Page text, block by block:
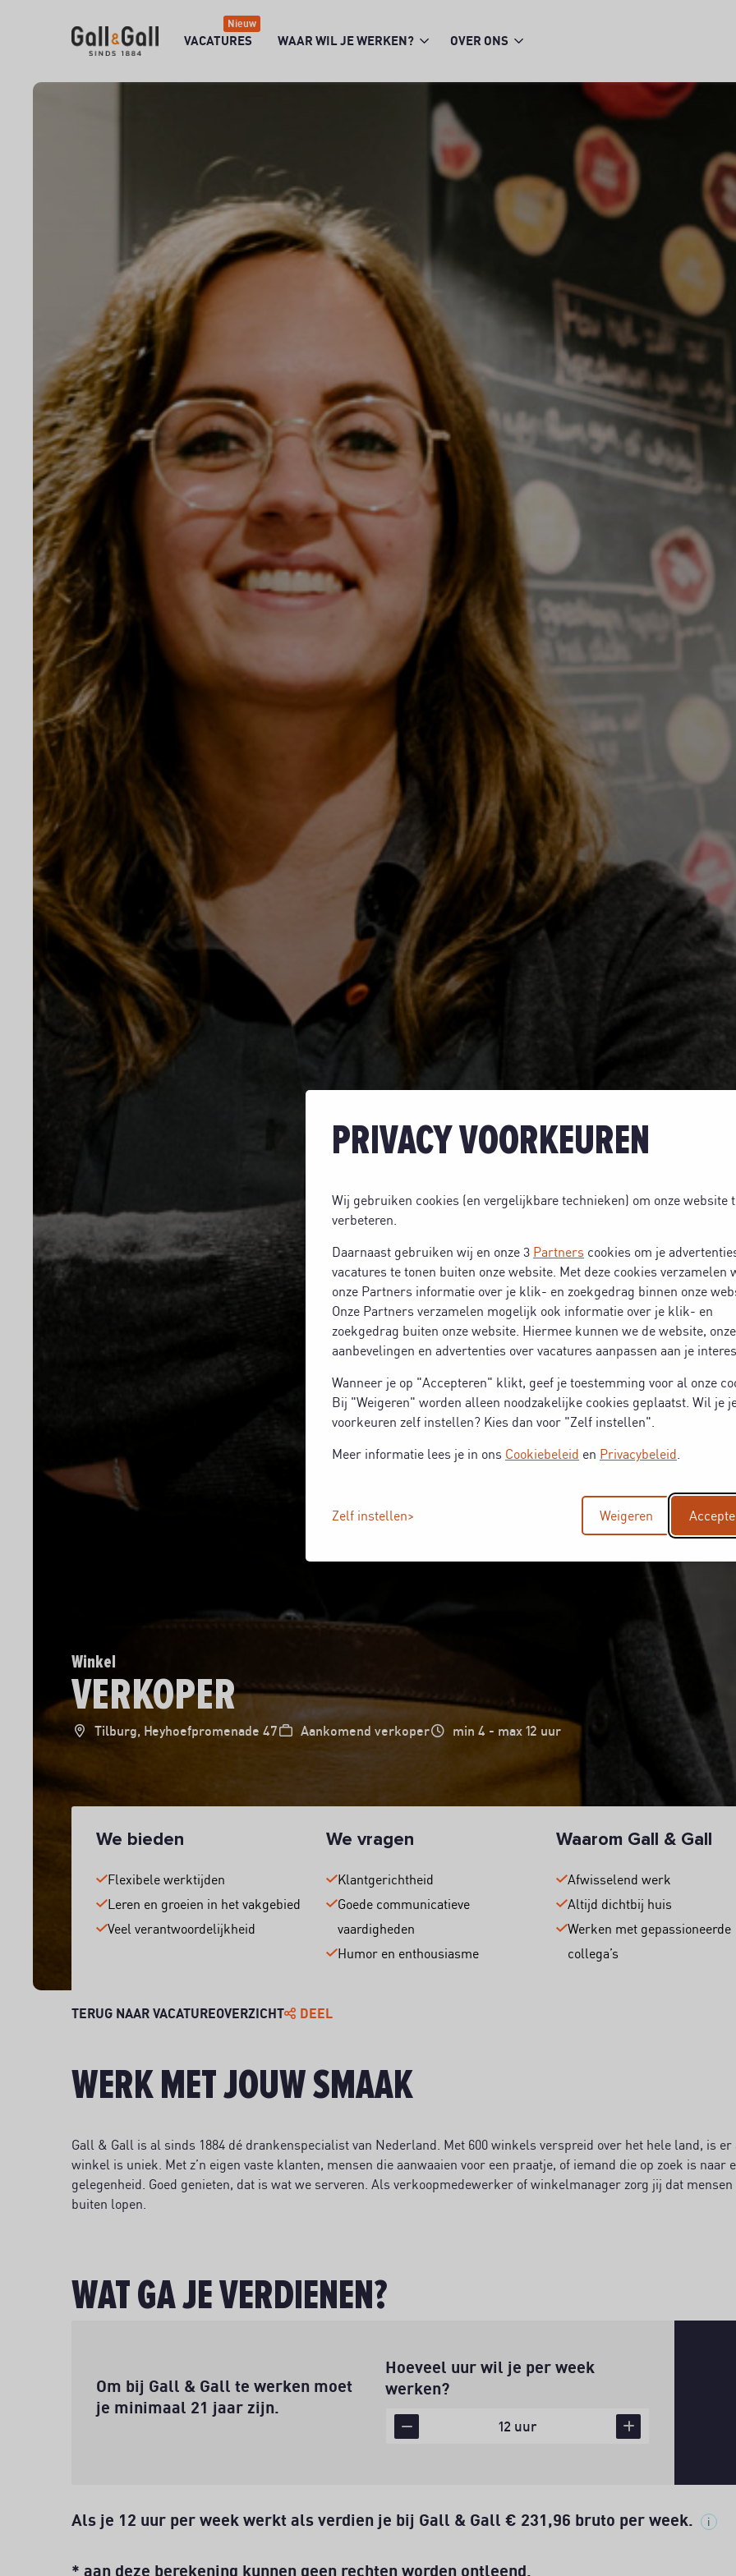
PRIVACY VOORKEUREN
Wij gebruiken cookies (en vergelijkbare technieken) om onze website
verbeteren.
Daarnaast gebruiken wij en onze 3 Partners cookies om je
vacatures te tonen buiten onze website. Met deze cookies verzamelen
onze Partners informatie over je klik- en zoekgedrag binnen onze
Onze Partners verzamelen mogelijk ook informatie over je klik- en
zoekgedrag buiten onze website. Hiermee kunnen we de website, onze
aanbevelingen en advertenties over vacatures aanpassen aan je
Wanneer je op "Accepteren" klikt, geef je toestemming voor al onze
Bij "Weigeren" worden alleen noodzakelijke cookies geplaatst. Wil je
voorkeuren zelf instellen? Kies dan voor "Zelf instellen".
Meer informatie lees je in ons Cookiebeleid en Privacybeleid
Zelf instellen Weigeren
VACATURES
Nieuw
WAAR WIL JE WERKEN? OVER ONS
Winkel
VERKOPER
Tilburg, Heyhoefpromenade 47 Aankomend verkoper min 4 - max 12 uur
We bieden
Flexibele werktijden
Leren en groeien in het vakgebied
Veel verantwoordelijkheid
We vragen
Klantgerichtheid
Goede communicatieve
vaardigheden
Humor en enthousiasme
Waarom Gall & Gall
Afwisselend werk
Altijd dichtbij huis
Werken met gepassioneerde
collega’s
TERUG NAAR VACATUREOVERZICHT DEEL
WERK MET JOUW SMAAK
Gall & Gall is al sinds 1884 dé drankenspecialist van Nederland. Met 600 winkels verspreid over het hele land, is
winkel is uniek. Met z’n eigen vaste klanten, mensen die aanwaaien voor een praatje, of iemand die op zoek is naar
gelegenheid. Goed genieten, dat is wat we serveren. Als verkoopmedewerker of winkelmanager zorg jij dat
buiten lopen.
WAT GA JE VERDIENEN?
Om bij Gall & Gall te werken moet
je minimaal 21 jaar zijn.
Leeftijd
Hoeveel uur wil je per week
werken?
Uren per week
12 uur
Als je 12 uur per week werkt als verdien je bij Gall & Gall € 231,96 bruto per week.
* aan deze berekening kunnen geen rechten worden ontleend.